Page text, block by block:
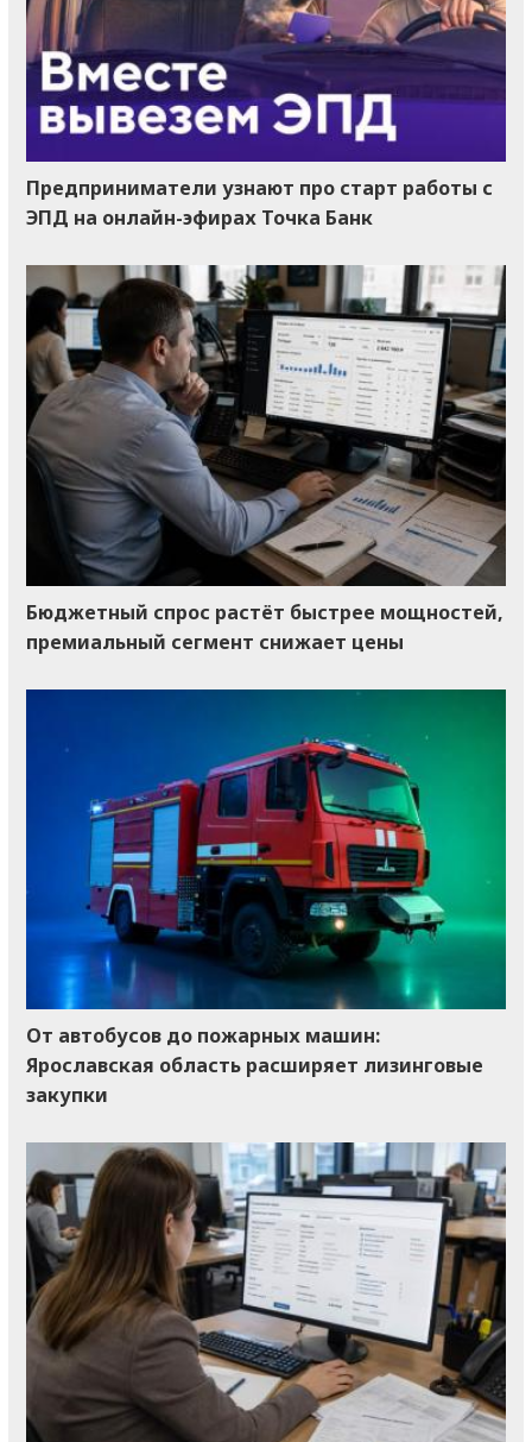
Предприниматели узнают про старт работы с
ЭПД на онлайн-эфирах Точка Банк
Бюджетный спрос растёт быстрее мощностей,
премиальный сегмент снижает цены
От автобусов до пожарных машин:
Ярославская область расширяет лизинговые
закупки